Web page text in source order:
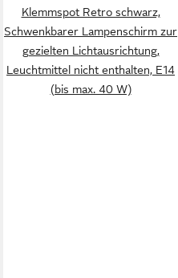
Klemmspot Retro schwarz,
Schwenkbarer Lampenschirm zur
gezielten Lichtausrichtung,
Leuchtmittel nicht enthalten, E14
(bis max. 40 W)